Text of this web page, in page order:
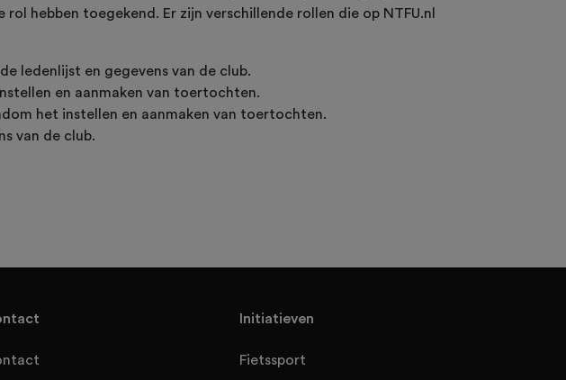
hebben toegekend. Er zijn verschillende rollen die op NTFU.nl
ledenlijst en gegevens van de club.
en aanmaken van toertochten.
het instellen en aanmaken van toertochten.
van de club.
Initiatieven
Fietssport